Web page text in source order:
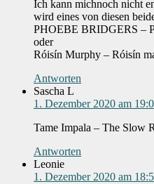
Ich kann michnoch nicht
wird eines von diesen
PHOEBE BRIDGERS –
oder
Róisín Murphy – Róisín
Antworten
Sascha L
1. Dezember 2020 am
Tame Impala – The Slow
Antworten
Leonie
1. Dezember 2020 am